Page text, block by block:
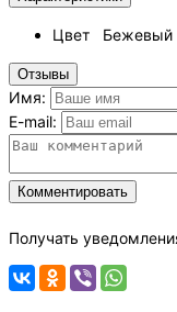
Цвет Бежевый
Отзывы
Имя:
E-mail:
Комментировать
Получать